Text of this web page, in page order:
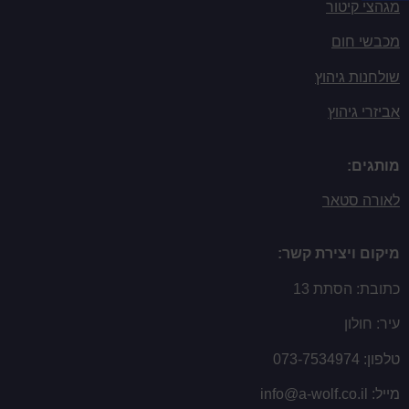
מגהצי קיטור
מכבשי חום
שולחנות גיהוץ
אביזרי גיהוץ
מותגים:
לאורה סטאר
מיקום ויצירת קשר:
כתובת: הסתת 13
עיר: חולון
טלפון: 073-7534974
מייל: info@a-wolf.co.il